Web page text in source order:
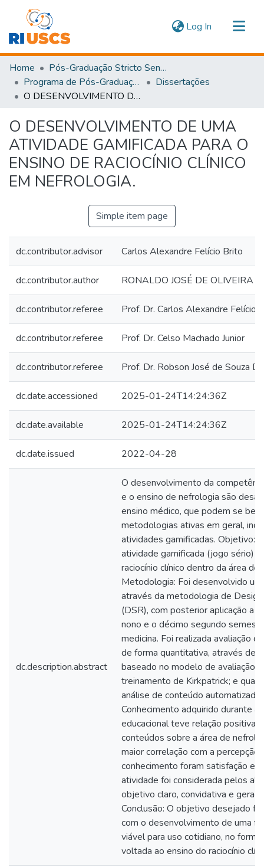
Log In (current)
Communities & Collections
Navigate
Statistics
Home
Pós-Graduação Stricto Sensu
Programa de Pós-Graduação em Ensino em Saúde
Dissertações
O DESENVOLVIMENTO DE UMA ATIVIDADE GAMIFICADA PARA O ENSINO DE RACIOCÍNIO CLÍNICO EM NEFROLOGIA.
O DESENVOLVIMENTO DE UMA
ATIVIDADE GAMIFICADA PARA O
ENSINO DE RACIOCÍNIO CLÍNICO
EM NEFROLOGIA.
Simple item page
dc.contributor.advisor Carlos Alexandre Felício Brito
dc.contributor.author RONALDO JOSÉ DE OLIVEIRA
dc.contributor.referee Prof. Dr. Carlos Alexandre Felício
dc.contributor.referee Prof. Dr. Celso Machado Junior
dc.contributor.referee Prof. Dr. Robson José de Souza
dc.date.accessioned 2025-01-24T14:24:36Z
dc.date.available 2025-01-24T14:24:36Z
dc.date.issued 2022-04-28
dc.description.abstract
O desenvolvimento da
e o ensino de nefrologia são
ensino médico, que podem se
metodologias ativas em geral,
atividades gamificadas. Objetivo:
atividade gamificada (jogo sério)
raciocínio clínico dentro da área de
Metodologia: Foi desenvolvido
através da metodologia de
(DSR), com posterior aplicação a
nono e o décimo segundo
medicina. Foi realizada avaliação
de forma quantitativa, através de
baseado no modelo de avaliação
treinamento de Kirkpatrick; e
análise de conteúdo
Conhecimento adquirido durante a
educacional teve relação positiva
conteúdos sobre a área de
maior correlação com a percepção
conhecimento foram satisfação e
atividade foi considerada pelos
objetivo claro, convidativa e
Conclusão: O objetivo desejado
com o desenvolvimento de uma
viável para uso cotidiano, no
voltada ao ensino do raciocínio